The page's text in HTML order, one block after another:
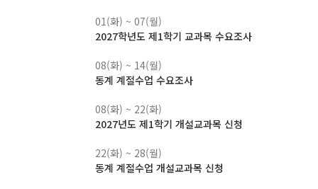
01(화) ~ 07(월)
2027학년도 제1학기 교과목 수요조사
08(화) ~ 14(월)
동계 계절수업 수요조사
08(화) ~ 22(화)
2027년도 제1학기 개설교과목 신청
22(화) ~ 28(월)
동계 계절수업 개설교과목 신청